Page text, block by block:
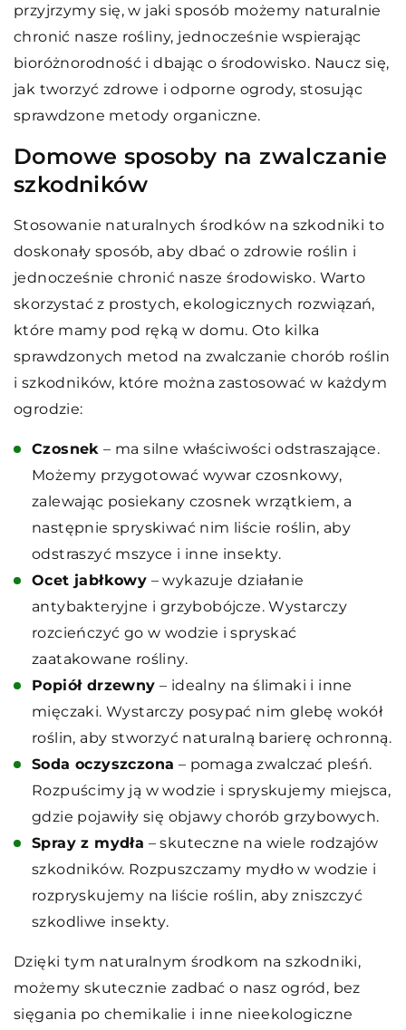
przyjrzymy się, w jaki sposób możemy naturalnie
chronić nasze rośliny, jednocześnie wspierając
bioróżnorodność i dbając o środowisko. Naucz się,
jak tworzyć zdrowe i odporne ogrody, stosując
sprawdzone metody organiczne.
Domowe sposoby na zwalczanie
szkodników
Stosowanie naturalnych środków na szkodniki to
doskonały sposób, aby dbać o zdrowie roślin i
jednocześnie chronić nasze środowisko. Warto
skorzystać z prostych, ekologicznych rozwiązań,
które mamy pod ręką w domu. Oto kilka
sprawdzonych metod na zwalczanie chorób roślin
i szkodników, które można zastosować w każdym
ogrodzie:
Czosnek – ma silne właściwości odstraszające.
Możemy przygotować wywar czosnkowy,
zalewając posiekany czosnek wrzątkiem, a
następnie spryskiwać nim liście roślin, aby
odstraszyć mszyce i inne insekty.
Ocet jabłkowy – wykazuje działanie
antybakteryjne i grzybobójcze. Wystarczy
rozcieńczyć go w wodzie i spryskać
zaatakowane rośliny.
Popiół drzewny – idealny na ślimaki i inne
mięczaki. Wystarczy posypać nim glebę wokół
roślin, aby stworzyć naturalną barierę ochronną.
Soda oczyszczona – pomaga zwalczać pleśń.
Rozpuścimy ją w wodzie i spryskujemy miejsca,
gdzie pojawiły się objawy chorób grzybowych.
Spray z mydła – skuteczne na wiele rodzajów
szkodników. Rozpuszczamy mydło w wodzie i
rozpryskujemy na liście roślin, aby zniszczyć
szkodliwe insekty.
Dzięki tym naturalnym środkom na szkodniki,
możemy skutecznie zadbać o nasz ogród, bez
sięgania po chemikalie i inne nieekologiczne